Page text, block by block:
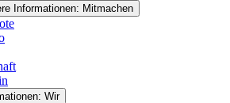
Informationen: Mitmachen
Wir